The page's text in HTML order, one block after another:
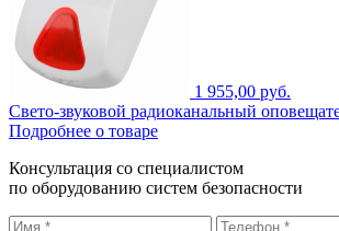
1 955,00 руб.
Свето-звуковой радиоканальный
Подробнее о товаре
Консультация со специалистом
по оборудованию систем безопасности